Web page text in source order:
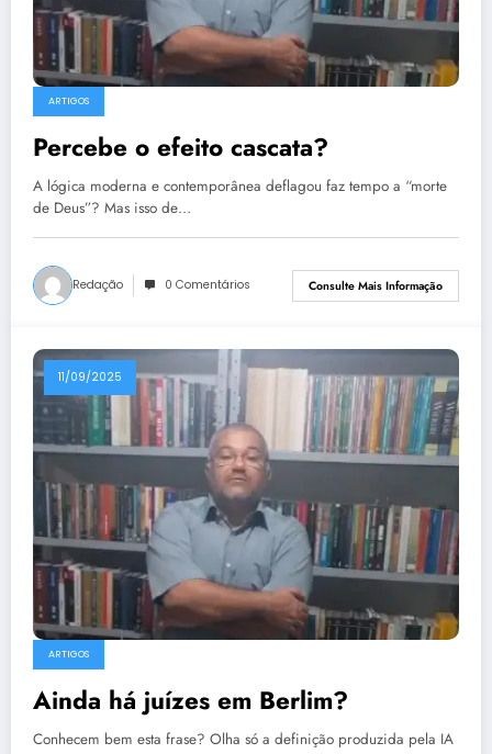
ARTIGOS
Percebe o efeito cascata?
A lógica moderna e contemporânea deflagou faz tempo a “morte
de Deus”? Mas isso de…
Redação 0 Comentários Consulte Mais Informação
11/09/2025
ARTIGOS
Ainda há juízes em Berlim?
Conhecem bem esta frase? Olha só a definição produzida pela IA